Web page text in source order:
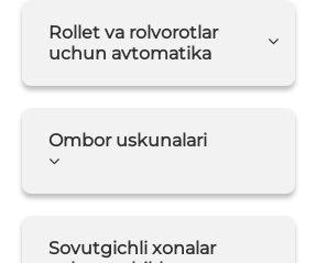
Rollet va rolvorotlar
uchun avtomatika
Ombor uskunalari
Sovutgichli xonalar